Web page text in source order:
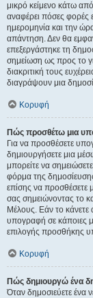
μικρό κείμενο κάτω
αναφέρει πόσες φορές
ημερομηνία και την
απάντηση. Δεν θα
επεξεργάστηκε τη
σημείωση ως προς το
διακριτική τους
διαγράψουν μια
Κορυφή
Πώς προσθέτω μια
Για να προσθέσετε
δημιουργήσετε μια
μπορείτε να
φόρμα της
επίσης να προσθέσετε
σας σημειώνοντας το
Μέλους. Εάν το κάνετε
υπογραφή σε κάποιες
επιλογής προσθήκης
Κορυφή
Πώς δημιουργώ ένα
Όταν δημοσιεύετε ένα